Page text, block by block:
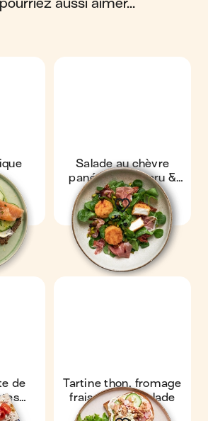
par
pourriez aussi aimer...
Salade au chèvre
pané, jambon cru &
pistaches
de
Tartine thon, fromage
frais, radis & salade